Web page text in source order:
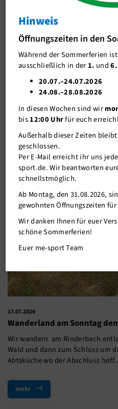
Bei Fragen zu den Wanderungen
Norbert Krüger(02104-5674).
Wanderland News
17.07.2026
Wanderland am Sonntag
Wir wandern am Rinderbach
Wald und dann zum Schluss um
Abtsküche wo der Abschluss
mehr
Mettmanner Bachlauf
Mettmanner Duathlon
Sport im Park
Unser Verein
Mitgliederservice
Verantwortung
Hinweis
Öffnungszeiten in den
Während der Sommerferien
ausschließlich in der 1. und
20.07.–24.07.2026
24.08.–28.08.2026
In diesen Wochen sind wir
bis12:00 Uhrfür euch
Außerhalb dieser Zeiten
geschlossen.
Per E-Mail erreicht ihr uns
sport.de. Wir beantworten
schnellstmöglich.
Ab Montag, den 31.08.2026,
gewohnten Öffnungszeiten für
Wir danken Ihnen für euer
schöne Sommerferien!
Euer me-sport Team